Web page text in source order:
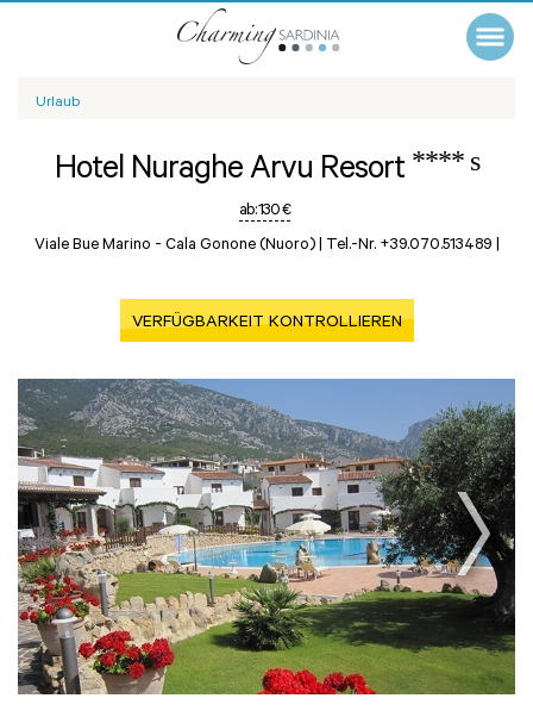
Urlaub
Hotel Nuraghe Arvu Resort **** s
ab:130 €
Viale Bue Marino - Cala Gonone (Nuoro) | Tel.-Nr. +39.070.513489 |
VERFÜGBARKEIT KONTROLLIEREN